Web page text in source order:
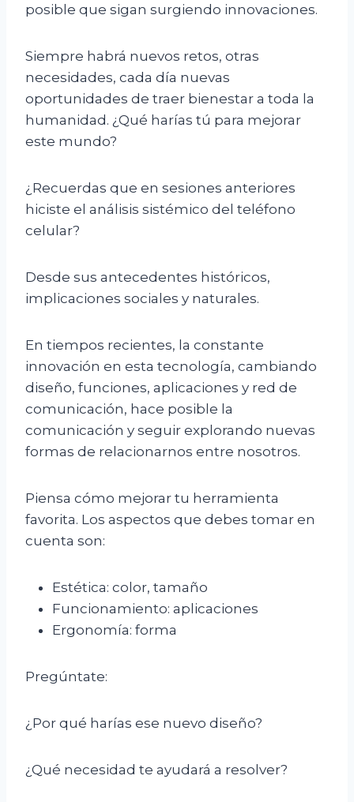
posible que sigan surgiendo innovaciones.
Siempre habrá nuevos retos, otras
necesidades, cada día nuevas
oportunidades de traer bienestar a toda la
humanidad. ¿Qué harías tú para mejorar
este mundo?
¿Recuerdas que en sesiones anteriores
hiciste el análisis sistémico del teléfono
celular?
Desde sus antecedentes históricos,
implicaciones sociales y naturales.
En tiempos recientes, la constante
innovación en esta tecnología, cambiando
diseño, funciones, aplicaciones y red de
comunicación, hace posible la
comunicación y seguir explorando nuevas
formas de relacionarnos entre nosotros.
Piensa cómo mejorar tu herramienta
favorita. Los aspectos que debes tomar en
cuenta son:
Estética: color, tamaño
Funcionamiento: aplicaciones
Ergonomía: forma
Pregúntate:
¿Por qué harías ese nuevo diseño?
¿Qué necesidad te ayudará a resolver?